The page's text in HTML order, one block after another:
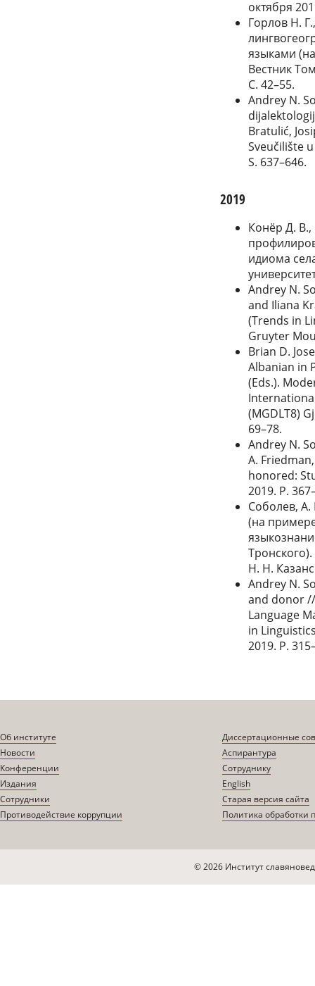
октября
Горлов Н.
языками
Вестник
С. 42–55.
Andrey N.
Bratulić,
Sveučilište
S. 637–646.
2019
Конёр Д. В.,
идиома
Andrey N.
and Iliana
(Trends in
Gruyter
Brian D.
Albanian in
(Eds.).
(MGDLT8)
69–78.
Andrey N.
A.
honored:
2019. P.
Соболев, А.
(на
Н. Н.
Andrey N.
and donor
Language
in
2019. P.
Об институте
Новости
Конференции
Издания
Сотрудники
Противодействие коррупции
Диссертационные
Аспирантура
Сотруднику
English
Старая версия сайта
Политика обработки
© 2026 Институт